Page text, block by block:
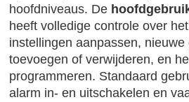
hoofdniveaus. De
heeft volledige controle over
instellingen aanpassen, nieuwe
toevoegen of verwijderen, en
programmeren. Standaard
alarm in- en uitschakelen en